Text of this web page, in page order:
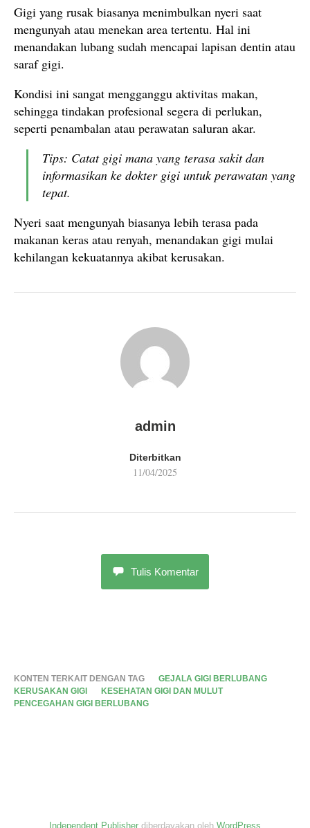
Gigi yang rusak biasanya menimbulkan nyeri saat
mengunyah atau menekan area tertentu. Hal ini
menandakan lubang sudah mencapai lapisan dentin atau
saraf gigi.
Kondisi ini sangat mengganggu aktivitas makan,
sehingga tindakan profesional segera di perlukan,
seperti penambalan atau perawatan saluran akar.
Tips: Catat gigi mana yang terasa sakit dan
informasikan ke dokter gigi untuk perawatan yang
tepat.
Nyeri saat mengunyah biasanya lebih terasa pada
makanan keras atau renyah, menandakan gigi mulai
kehilangan kekuatannya akibat kerusakan.
admin
Diterbitkan
11/04/2025
Tulis Komentar
KONTEN TERKAIT DENGAN TAG
GEJALA GIGI BERLUBANG
KERUSAKAN GIGI
KESEHATAN GIGI DAN MULUT
PENCEGAHAN GIGI BERLUBANG
Independent Publisher diberdayakan oleh WordPress